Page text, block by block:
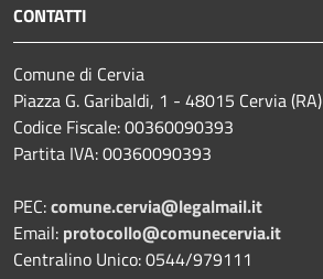
CONTATTI
Comune di Cervia
Piazza G. Garibaldi, 1 - 48015 Cervia (RA)
Codice Fiscale: 00360090393
Partita IVA: 00360090393
PEC:comune.cervia@legalmail.it
Email: protocollo@comunecervia.it
Centralino Unico: 0544/979111